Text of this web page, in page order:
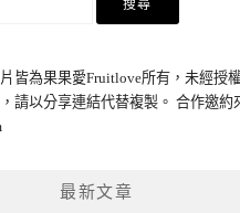
皆為果果愛Fruitlove所有，未經授
請以分享連結代替複製。 合作邀約
最新文章